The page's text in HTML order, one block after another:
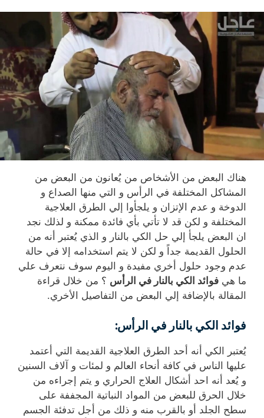
هناك البعض من الأشخاص من يُعانون من البعض من
المشاكل المختلفة في الرأس و التي منها الصداع و
الدوخة و عدم الإتزان و يلجأوا إلي الطرق العلاجية
المختلفة و لكن قد لا تأتي بأي فائدة ممكنة و لذلك نجد
ان البعض يلجأ إلي حل الكي بالنار و الذي يُعتبر أنه من
الحلول القديمة جداً و لكن لا يتم استخدامه إلا في حالة
عدم وجود حلول أخري مفيدة و اليوم سوف نتعرف علي
ما هي فوائد الكي بالنار في الرأس ؟ من خلال قراءة
المقالة بالإضافة إلي البعض من التفاصيل الأخري.
فوائد الكي بالنار في الرأس:
يُعتبر الكي أنه أحد الطرق العلاجية القديمة التي أعتمد
عليها الناس في كافة أنحاء العالم و لمئات و آلاف السنين
و يُعد أنه احد أشكال العلاج الحراري و يتم إجراءه من
خلال الحرق للبعض من المواد النباتية المجففة على
سطح الجلد أو بالقرب منه و ذلك من أجل تدفئة الجسم